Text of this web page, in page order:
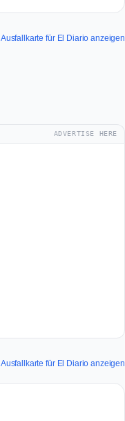
Ausfallkarte für El Diario anzeigen
ADVERTISE HERE
Ausfallkarte für El Diario anzeigen